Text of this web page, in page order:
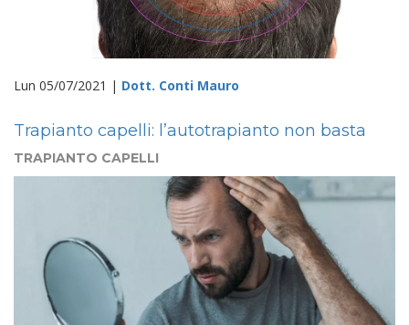
Lun 05/07/2021 | Dott. Conti Mauro
Trapianto capelli: l’autotrapianto non basta
TRAPIANTO CAPELLI